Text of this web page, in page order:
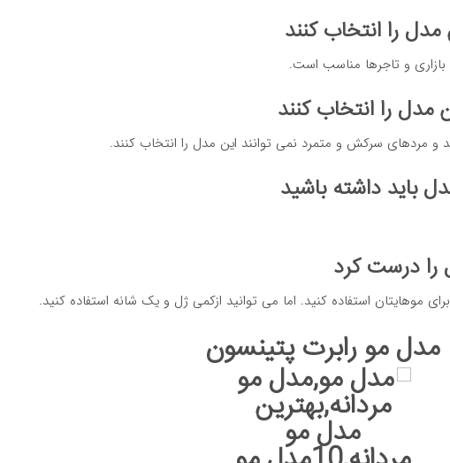
را انتخاب کنند
و تاجرها مناسب است.
مدل را انتخاب کنند
و مردهای سرکش و متمرد نمی توانند این مدل را انتخاب کنند.
باید داشته باشید
درست کرد
موهایتان استفاده کنید. اما می توانید ازکمی ژل و یک شانه استفاده کنید.
مدل مو رابرت پتینسون